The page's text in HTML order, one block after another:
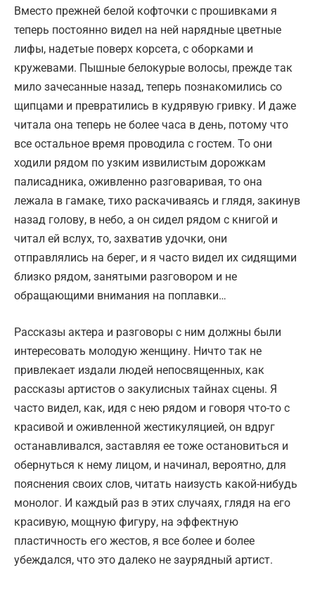
Вместо прежней белой кофточки с прошивками я
теперь постоянно видел на ней нарядные цветные
лифы, надетые поверх корсета, с оборками и
кружевами. Пышные белокурые волосы, прежде так
мило зачесанные назад, теперь познакомились со
щипцами и превратились в кудрявую гривку. И даже
читала она теперь не более часа в день, потому что
все остальное время проводила с гостем. То они
ходили рядом по узким извилистым дорожкам
палисадника, оживленно разговаривая, то она
лежала в гамаке, тихо раскачиваясь и глядя, закинув
назад голову, в небо, а он сидел рядом с книгой и
читал ей вслух, то, захватив удочки, они
отправлялись на берег, и я часто видел их сидящими
близко рядом, занятыми разговором и не
обращающими внимания на поплавки…
Рассказы актера и разговоры с ним должны были
интересовать молодую женщину. Ничто так не
привлекает издали людей непосвященных, как
рассказы артистов о закулисных тайнах сцены. Я
часто видел, как, идя с нею рядом и говоря что-то с
красивой и оживленной жестикуляцией, он вдруг
останавливался, заставляя ее тоже остановиться и
обернуться к нему лицом, и начинал, вероятно, для
пояснения своих слов, читать наизусть какой-нибудь
монолог. И каждый раз в этих случаях, глядя на его
красивую, мощную фигуру, на эффектную
пластичность его жестов, я все более и более
убеждался, что это далеко не заурядный артист.